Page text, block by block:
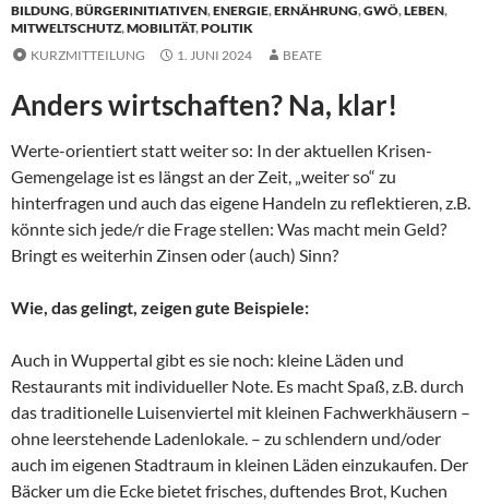
BILDUNG,BÜRGERINITIATIVEN,ENERGIE,ERNÄHRUNG,GWÖ,LEBEN,
MITWELTSCHUTZ,MOBILITÄT,POLITIK
KURZMITTEILUNG
1. JUNI 2024 BEATE
Anders wirtschaften? Na, klar!
Werte-orientiert statt weiter so: In der aktuellen Krisen-
Gemengelage ist es längst an der Zeit, „weiter so“ zu
hinterfragen und auch das eigene Handeln zu reflektieren, z.B.
könnte sich jede/r die Frage stellen: Was macht mein Geld?
Bringt es weiterhin Zinsen oder (auch) Sinn?
Wie, das gelingt, zeigen gute Beispiele:
Auch in Wuppertal gibt es sie noch: kleine Läden und
Restaurants mit individueller Note. Es macht Spaß, z.B. durch
das traditionelle Luisenviertel mit kleinen Fachwerkhäusern –
ohne leerstehende Ladenlokale. – zu schlendern und/oder
auch im eigenen Stadtraum in kleinen Läden einzukaufen. Der
Bäcker um die Ecke bietet frisches, duftendes Brot, Kuchen